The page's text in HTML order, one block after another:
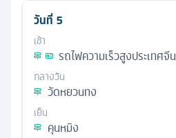
วันที่ 5
เช้า
รถไฟความเร็วสูงประเทศจีน
กลางวัน
วัดหยวนทง
เย็น
คุนหมิง